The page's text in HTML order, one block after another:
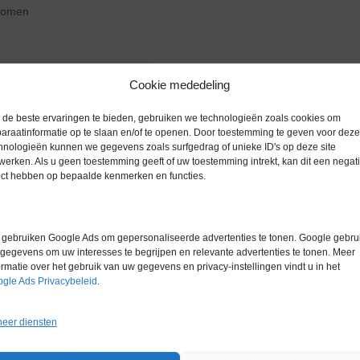
Cookie mededeling
de beste ervaringen te bieden, gebruiken we technologieën zoals cookies om
op te slaan en/of te openen. Door toestemming te geven voor deze
kunnen we gegevens zoals surfgedrag of unieke ID's op deze site
Als u geen toestemming geeft of uw toestemming intrekt, kan dit een
hebben op bepaalde kenmerken en functies.
gebruiken Google Ads om gepersonaliseerde advertenties te tonen. Google
om uw interesses te begrijpen en relevante advertenties te tonen. Meer
over het gebruik van uw gegevens en privacy-instellingen vindt u in het
Ads Privacybeleid
diensten
Extra informatie
Gewicht 0,0 kg
Gebruikt
Merk Sartorius